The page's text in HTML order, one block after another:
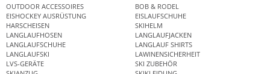
OUTDOOR ACCESSOIRES
BOB & RODEL
EISHOCKEY AUSRÜSTUNG
EISLAUFSCHUHE
HARSCHEISEN
SKIHELM
LANGLAUFHOSEN
LANGLAUFJACKEN
LANGLAUFSCHUHE
LANGLAUF SHIRTS
LANGLAUFSKI
LAWINENSICHERHEIT
LVS-GERÄTE
SKI ZUBEHÖR